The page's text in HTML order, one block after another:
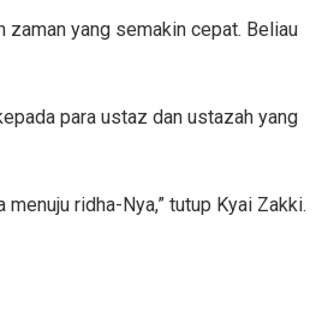
zaman yang semakin cepat. Beliau
para ustaz dan ustazah yang
ridha-Nya,” tutup Kyai Zakki.